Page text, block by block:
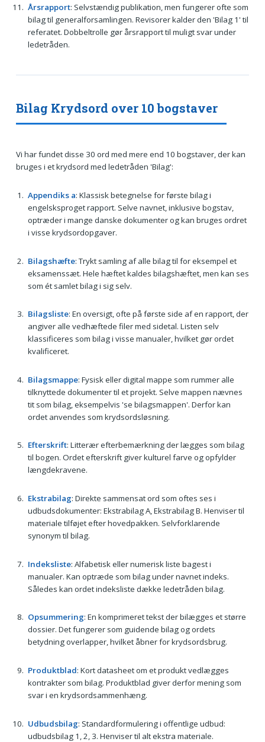
Årsrapport: Selvstændig publikation, men fungerer ofte som
bilag til generalforsamlingen. Revisorer kalder den 'Bilag 1' til
referatet. Dobbeltrolle gør år­srapport til muligt svar under
ledetråden.
Bilag Krydsord over 10 bogstaver
Vi har fundet disse 30 ord med mere end 10 bogstaver, der kan
bruges i et krydsord med ledetråden 'Bilag':
Appendiks a: Klassisk betegnelse for første bilag i
engelsksproget rapport. Selve navnet, inklusive bogstav,
optræder i mange danske dokumenter og kan bruges ordret
i visse krydsordopgaver.
Bilagshæfte: Trykt samling af alle bilag til for eksempel et
eksamenssæt. Hele hæftet kaldes bilagshæftet, men kan ses
som ét samlet bilag i sig selv.
Bilagsliste: En oversigt, ofte på første side af en rapport, der
angiver alle vedhæftede filer med sidetal. Listen selv
klassificeres som bilag i visse manualer, hvilket gør ordet
kvalificeret.
Bilagsmappe: Fysisk eller digital mappe som rummer alle
tilknyttede dokumenter til et projekt. Selve mappen nævnes
tit som bilag, eksempelvis 'se bilagsmappen'. Derfor kan
ordet anvendes som krydsordsløsning.
Efterskrift: Litterær efterbemærkning der lægges som bilag
til bogen. Ordet efterskrift giver kulturel farve og opfylder
længdekravene.
Ekstrabilag: Direkte sammensat ord som oftes ses i
udbudsdokumenter: Ekstrabilag A, Ekstrabilag B. Henviser til
materiale tilføjet efter hovedpakken. Selvforklarende
synonym til bilag.
Indeksliste: Alfabetisk eller numerisk liste bagest i
manualer. Kan optræde som bilag under navnet indeks.
Således kan ordet indek­sliste dække ledetråden bilag.
Opsummering: En komprimeret tekst der bilægges et større
dossier. Det fungerer som guidende bilag og ordets
betydning overlapper, hvilket åbner for krydsordsbrug.
Produktblad: Kort datasheet om et produkt vedlægges
kontrakter som bilag. Produktblad giver derfor mening som
svar i en krydsordsammenhæng.
Udbudsbilag: Standardformulering i offentlige udbud:
udbudsbilag 1, 2, 3. Henviser til alt ekstra materiale.